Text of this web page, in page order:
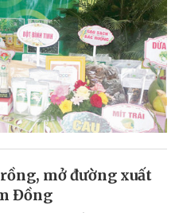
mở đường xuất
Đồng